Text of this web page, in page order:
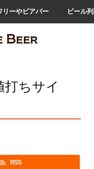
リーやビアバー ビール
ちサイ
 RSS